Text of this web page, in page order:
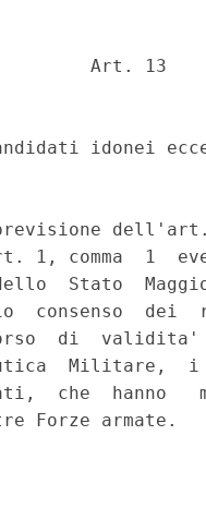
Art. 13
idonei
1, comma  1
Stato
consenso
di  validita'
Militare,  i
che  hanno